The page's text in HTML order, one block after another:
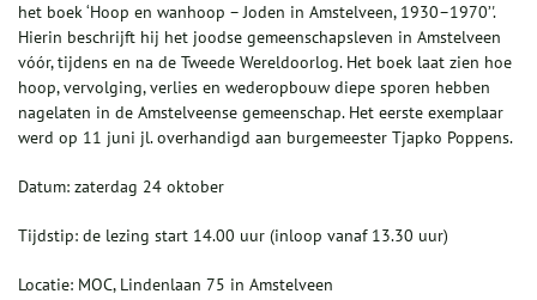
het boek ‘Hoop en wanhoop – Joden in Amstelveen, 1930–1970’'.
Hierin beschrijft hij het joodse gemeenschapsleven in Amstelveen
vóór, tijdens en na de Tweede Wereldoorlog. Het boek laat zien hoe
hoop, vervolging, verlies en wederopbouw diepe sporen hebben
nagelaten in de Amstelveense gemeenschap. Het eerste exemplaar
werd op 11 juni jl. overhandigd aan burgemeester Tjapko Poppens.
Datum: zaterdag 24 oktober
Tijdstip: de lezing start 14.00 uur (inloop vanaf 13.30 uur)
Locatie: MOC, Lindenlaan 75 in Amstelveen